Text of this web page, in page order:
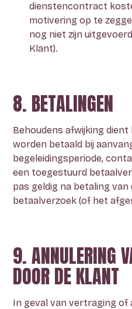
dienstencontract
motivering op te
nog niet zijn
Klant).
8. BETALINGEN
Behoudens afwijking
worden betaald bij
begeleidingsperiode,
een toegestuurd
pas geldig na betaling
betaalverzoek (of het
9. ANNULERING
DOOR DE KLANT
In geval van vertraging of